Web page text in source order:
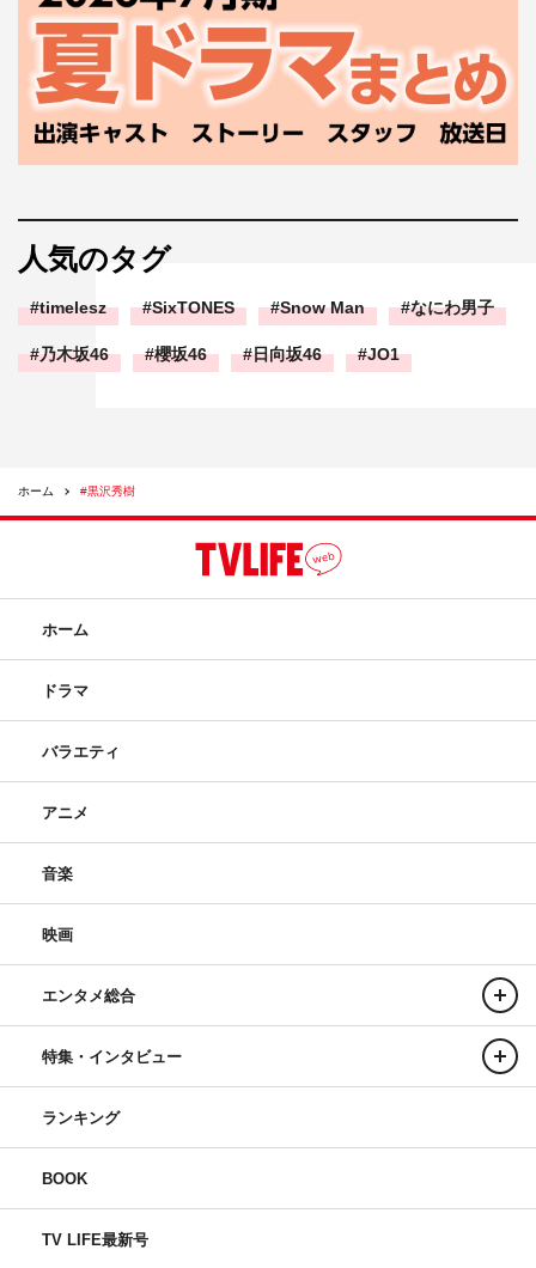
人気のタグ
timelesz SixTONES Snow Man なにわ男子
乃木坂46 櫻坂46 日向坂46 JO1
ホーム #黒沢秀樹
ホーム
ドラマ
バラエティ
アニメ
音楽
映画
エンタメ総合
特集・インタビュー
ランキング
BOOK
TV LIFE最新号